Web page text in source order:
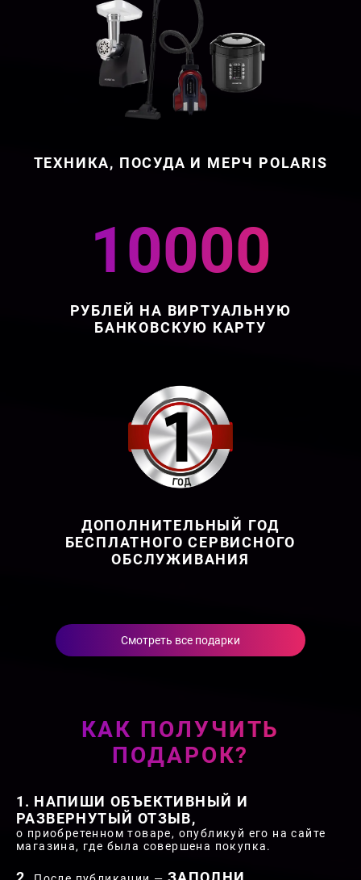
ТЕХНИКА, ПОСУДА И МЕРЧ POLARIS
10000
РУБЛЕЙ НА ВИРТУАЛЬНУЮ
БАНКОВСКУЮ КАРТУ
ДОПОЛНИТЕЛЬНЫЙ ГОД
БЕСПЛАТНОГО СЕРВИСНОГО
ОБСЛУЖИВАНИЯ
Смотреть все подарки
КАК ПОЛУЧИТЬ
ПОДАРОК?
НАПИШИ ОБЪЕКТИВНЫЙ И
РАЗВЕРНУТЫЙ ОТЗЫВ,
о приобретенном товаре, опубликуй его на сайте
магазина, где была совершена покупка.